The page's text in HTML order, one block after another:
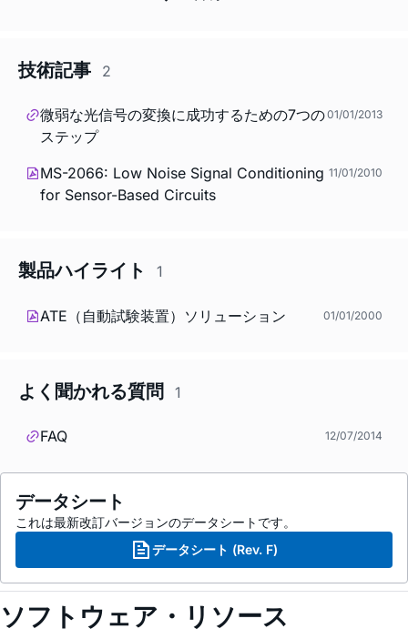
技術記事 2
微弱な光信号の変換に成功するための7つの
ステップ
01/01/2013
MS-2066: Low Noise Signal Conditioning
for Sensor-Based Circuits
11/01/2010
製品ハイライト 1
ATE（自動試験装置）ソリューション 01/01/2000
よく聞かれる質問 1
FAQ 12/07/2014
データシート
これは最新改訂バージョンのデータシートです。
データシート (Rev. F)
ソフトウェア・リソース